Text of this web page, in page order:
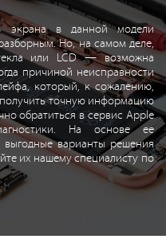
экрана в данной модели
Но, на самом деле,
или LCD — возможна
причиной неисправности
который, к сожалению,
точную информацию
обратиться в сервис Apple
На основе ее
варианты решения
их нашему специалисту по